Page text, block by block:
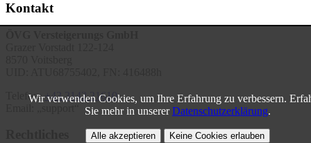
Wir verwenden Cookies, um Ihre Erfahrung zu verbessern.
Sie mehr in unsererDatenschutzerklärung.
Alle akzeptieren Keine Cookies erlauben
Kontakt
Telefon:+43 3142 21610